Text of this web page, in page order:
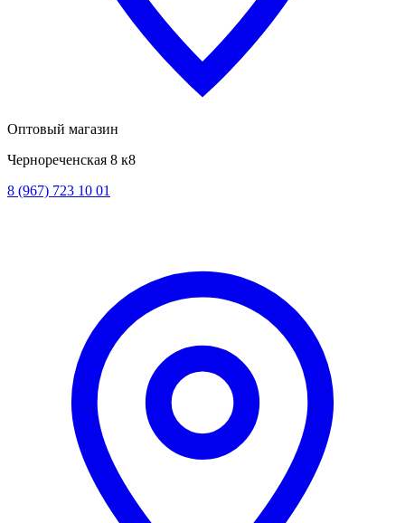
Оптовый магазин
Чернореченская 8 к8
8 (967) 723 10 01